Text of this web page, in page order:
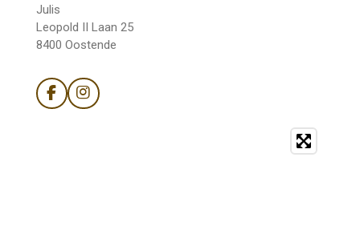
Julis
Leopold II Laan 25
8400 Oostende
F
I